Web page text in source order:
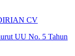
CV
UU No. 5 Tahun